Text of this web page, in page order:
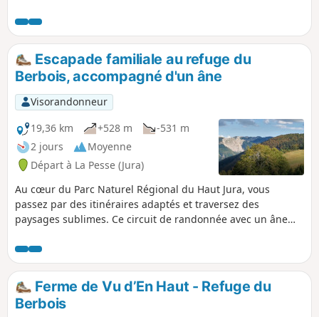
Escapade familiale au refuge du
Berbois, accompagné d'un âne
Visorandonneur
19,36 km
+528 m
-531 m
2 jours
Moyenne
Départ à La Pesse (Jura)
Au cœur du Parc Naturel Régional du Haut Jura, vous
passez par des itinéraires adaptés et traversez des
paysages sublimes. Ce circuit de randonnée avec un âne
découvrir les ânes et la randonnée itinérante sur deux
jours. Un très bon moyen de randonner avec vos enfants en
bas âge sans avoir de portage à faire, mais sachez qu’en
partant avec un âne, vous prenez un risque ... celui de ne
plus pouvoir vous en passer !
Ferme de Vu d’En Haut - Refuge du
Berbois